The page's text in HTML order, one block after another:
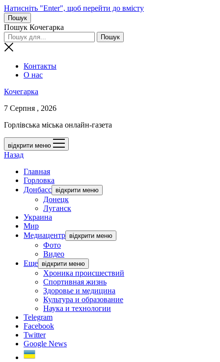
Натисніть "Enter", щоб перейти до вмісту
Пошук
Пошук Кочегарка
Контакты
О нас
Кочегарка
7 Серпня , 2026
Горлівська міська онлайн-газета
відкрити меню
Назад
Главная
Горловка
Донбасс відкрити меню
Донецк
Луганск
Украина
Мир
Медиацентр відкрити меню
Фото
Видео
Еще відкрити меню
Хроника происшествий
Спортивная жизнь
Здоровье и медицина
Культура и образование
Наука и технологии
Telegram
Facebook
Twitter
Google News